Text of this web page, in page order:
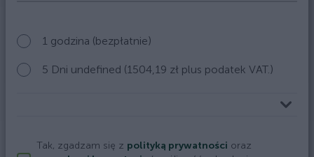
1 godzina (bezpłatnie)
5 Dni undefined (1504,19 zł plus podatek VAT.)
Tak, zgadzam się z polityką prywatności oraz